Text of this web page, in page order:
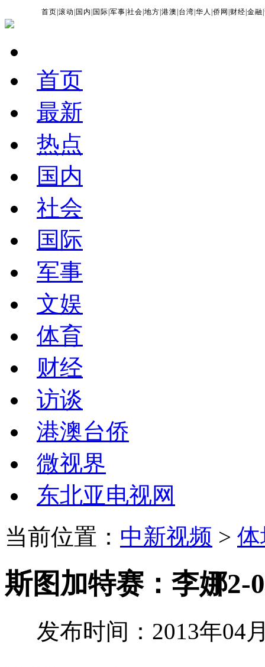
首页 |滚动 国内 国际 |军事 |社会 |地方 |港澳 台湾 |华人 |侨网 财经 |金融 |
首页
最新
热点
国内
社会
国际
军事
文娱
体育
财经
访谈
港澳台侨
微视界
东北亚电视网
当前位置： 中新视频 >
斯图加特赛：李娜2-
发布时间：2013年04